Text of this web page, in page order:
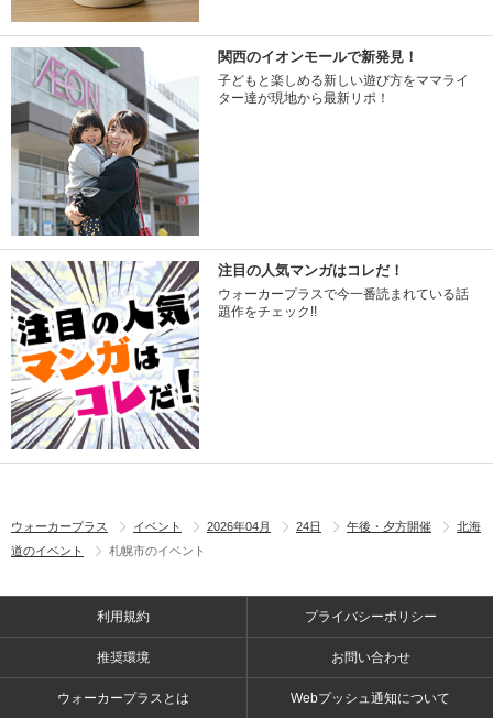
関西のイオンモールで新発見！
子どもと楽しめる新しい遊び方をママライ
ター達が現地から最新リポ！
注目の人気マンガはコレだ！
ウォーカープラスで今一番読まれている話
題作をチェック!!
ウォーカープラス イベント 2026年04月 24日 午後・夕方開催
北海
道のイベント
札幌市のイベント
利用規約 プライバシーポリシー
推奨環境 お問い合わせ
ウォーカープラスとは Webプッシュ通知について